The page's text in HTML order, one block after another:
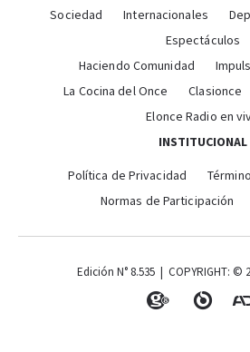
Sociedad
Internacionales
Espectáculos
Haciendo Comunidad
La Cocina del Once
Clasionce
Elonce Radio en
INSTITUCIONAL
Política de Privacidad
Normas de Participación
Edición N° 8.535 | COPYRIGHT: ©